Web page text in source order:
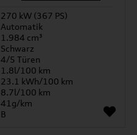
270 kW (367 PS)
Automatik
1.984 cm³
Schwarz
4/5 Türen
1.8l/100 km
23.1 kWh/100 km
8.7l/100 km
41g/km
B